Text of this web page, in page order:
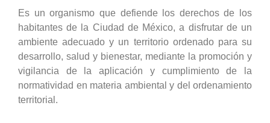
Es un organismo que defiende los derechos de los
habitantes de la Ciudad de México, a disfrutar de un
ambiente adecuado y un territorio ordenado para su
desarrollo, salud y bienestar, mediante la promoción y
vigilancia de la aplicación y cumplimiento de la
normatividad en materia ambiental y del ordenamiento
territorial.